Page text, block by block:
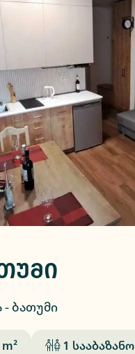
- ბათუმი
m² 1 სააბაზანო